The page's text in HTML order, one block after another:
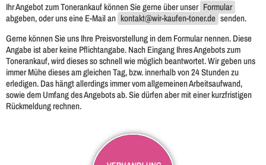
Ihr Angebot zum Tonerankauf können Sie gerne über unser Formular
abgeben, oder uns eine E-Mail an kontakt@wir-kaufen-toner.de senden.
Gerne können Sie uns Ihre Preisvorstellung in dem Formular nennen. Diese
Angabe ist aber keine Pflichtangabe. Nach Eingang Ihres Angebots zum
Tonerankauf, wird dieses so schnell wie möglich beantwortet. Wir geben uns
immer Mühe dieses am gleichen Tag, bzw. innerhalb von 24 Stunden zu
erledigen. Das hängt allerdings immer vom allgemeinen Arbeitsaufwand,
sowie dem Umfang des Angebots ab. Sie dürfen aber mit einer kurzfristigen
Rückmeldung rechnen.